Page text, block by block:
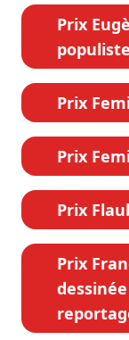
Prix
populiste
Prix
Prix
Prix
Prix